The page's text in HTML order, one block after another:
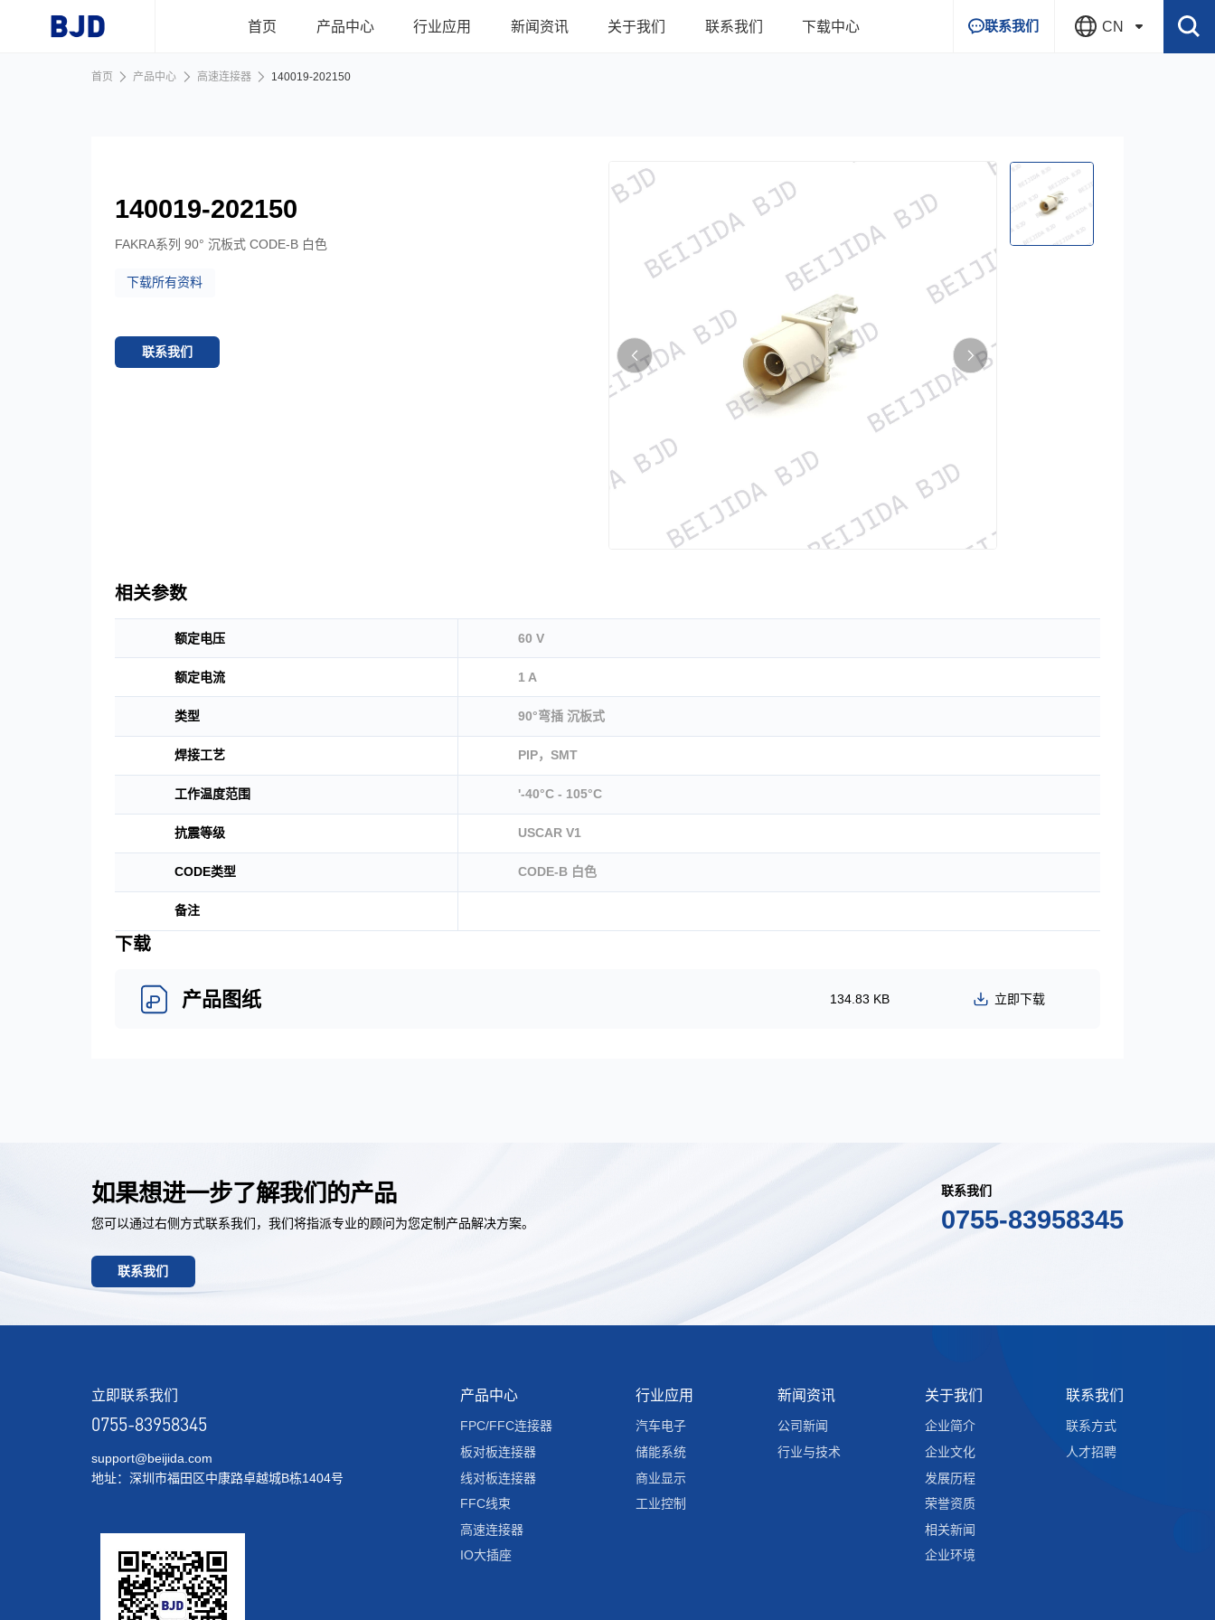
跳到主要内容 首页 产品中心 行业应用 新闻资讯 关于我们 联系我们 下载中心 联系我们 CN
首页 产品中心 高速连接器 140019-202150
140019-202150
FAKRA系列 90° 沉板式 CODE-B 白色
下载所有资料
联系我们
相关参数
额定电压 60 V
额定电流 1 A
类型 90°弯插 沉板式
焊接工艺 PIP，SMT
工作温度范围 '-40°C - 105°C
抗震等级 USCAR V1
CODE类型 CODE-B 白色
备注
下载
产品图纸 134.83 KB 立即下载
如果想进一步了解我们的产品
您可以通过右侧方式联系我们，我们将指派专业的顾问为您定制产品解决方案。
联系我们
联系我们
0755-83958345
立即联系我们
0755-83958345
support@beijida.com
地址：深圳市福田区中康路卓越城B栋1404号
产品中心
FPC/FFC连接器
板对板连接器
线对板连接器
FFC线束
高速连接器
IO大插座
行业应用
汽车电子
储能系统
商业显示
工业控制
新闻资讯
公司新闻
行业与技术
关于我们
企业简介
企业文化
发展历程
荣誉资质
相关新闻
企业环境
联系我们
联系方式
人才招聘